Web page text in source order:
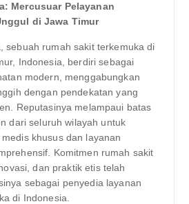
Mercusuar Pelayanan
di Jawa Timur
sebuah rumah sakit terkemuka di
Indonesia, berdiri sebagai
modern, menggabungkan
dengan pendekatan yang
Reputasinya melampaui batas
dari seluruh wilayah untuk
khusus dan layanan
Komitmen rumah sakit
dan praktik etis telah
sebagai penyedia layanan
di Indonesia.